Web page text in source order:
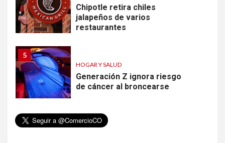
Chipotle retira chiles
jalapeños de varios
restaurantes
5
HOGAR Y SALUD
Generación Z ignora riesgo
de cáncer al broncearse
6